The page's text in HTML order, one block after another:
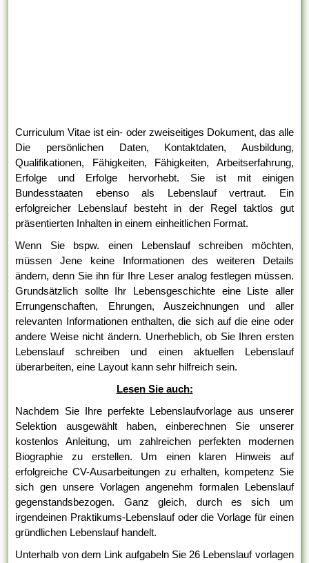
Curriculum Vitae ist ein- oder zweiseitiges Dokument, das alle
Die persönlichen Daten, Kontaktdaten, Ausbildung,
Qualifikationen, Fähigkeiten, Fähigkeiten, Arbeitserfahrung,
Erfolge und Erfolge hervorhebt. Sie ist mit einigen
Bundesstaaten ebenso als Lebenslauf vertraut. Ein
erfolgreicher Lebenslauf besteht in der Regel taktlos gut
präsentierten Inhalten in einem einheitlichen Format.
Wenn Sie bspw. einen Lebenslauf schreiben möchten,
müssen Jene keine Informationen des weiteren Details
ändern, denn Sie ihn für Ihre Leser analog festlegen müssen.
Grundsätzlich sollte Ihr Lebensgeschichte eine Liste aller
Errungenschaften, Ehrungen, Auszeichnungen und aller
relevanten Informationen enthalten, die sich auf die eine oder
andere Weise nicht ändern. Unerheblich, ob Sie Ihren ersten
Lebenslauf schreiben und einen aktuellen Lebenslauf
überarbeiten, eine Layout kann sehr hilfreich sein.
Lesen Sie auch:
Nachdem Sie Ihre perfekte Lebenslaufvorlage aus unserer
Selektion ausgewählt haben, einberechnen Sie unserer
kostenlos Anleitung, um zahlreichen perfekten modernen
Biographie zu erstellen. Um einen klaren Hinweis auf
erfolgreiche CV-Ausarbeitungen zu erhalten, kompetenz Sie
sich gen unsere Vorlagen angenehm formalen Lebenslauf
gegenstandsbezogen. Ganz gleich, durch es sich um
irgendeinen Praktikums-Lebenslauf oder die Vorlage für einen
gründlichen Lebenslauf handelt.
Unterhalb von dem Link aufgabeln Sie 26 Lebenslauf vorlagen